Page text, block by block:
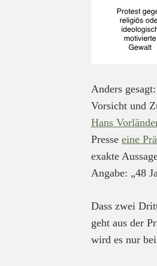
Anders
Vorsicht und
Hans
Presse eine
exakte
Angabe: „48
Dass zwei
geht aus der
wird es nur